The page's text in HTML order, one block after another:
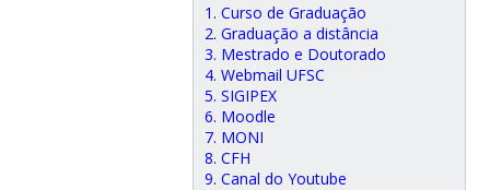
1. Curso de Graduação
2. Graduação a distância
3. Mestrado e Doutorado
4. Webmail UFSC
5. SIGIPEX
6. Moodle
7. MONI
8. CFH
9. Canal do Youtube